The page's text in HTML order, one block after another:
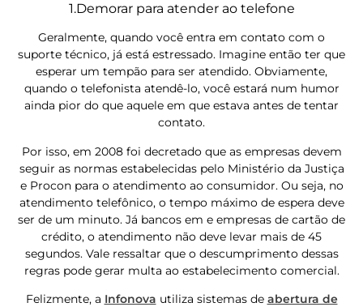
1.Demorar para atender ao telefone
Geralmente, quando você entra em contato com o
suporte técnico, já está estressado. Imagine então ter que
esperar um tempão para ser atendido. Obviamente,
quando o telefonista atendê-lo, você estará num humor
ainda pior do que aquele em que estava antes de tentar
contato.
Por isso, em 2008 foi decretado que as empresas devem
seguir as normas estabelecidas pelo Ministério da Justiça
e Procon para o atendimento ao consumidor. Ou seja, no
atendimento telefônico, o tempo máximo de espera deve
ser de um minuto. Já bancos em e empresas de cartão de
crédito, o atendimento não deve levar mais de 45
segundos. Vale ressaltar que o descumprimento dessas
regras pode gerar multa ao estabelecimento comercial.
Felizmente, a Infonova utiliza sistemas de abertura de